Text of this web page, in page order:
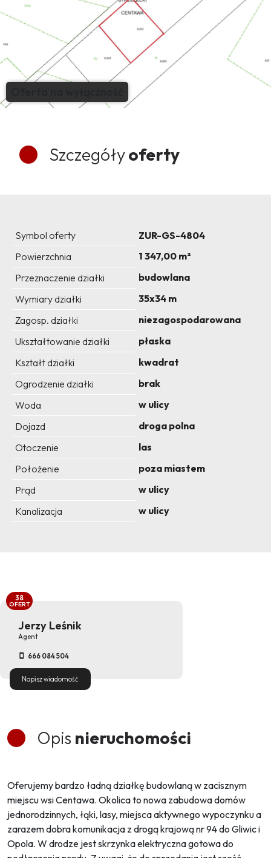
Szczegółyoferty
Symbol oferty
ZUR-GS-4804
Powierzchnia
1 347,00 m²
Przeznaczenie działki
budowlana
Wymiary działki
35x34 m
Zagosp. działki
niezagospodarowana
Ukształtowanie działki
płaska
Kształt działki
kwadrat
Ogrodzenie działki
brak
Woda
w ulicy
Dojazd
droga polna
Otoczenie
las
Położenie
poza miastem
Prąd
w ulicy
Kanalizacja
w ulicy
Jerzy Leśnik
Agent
666 084 504
Napisz wiadomość
38
OFERT
Opis nieruchomości
Oferujemy bardzo ładną działkę budowlaną w zacisznym
miejscu wsi Centawa. Okolica to nowa zabudowa domów
jednorodzinnych, łąki, lasy, miejsca aktywnego wypoczynku a
zarazem dobra komunikacja z drogą krajową nr 94 do Gliwic i
Opola. W drodze jest skrzynka elektryczna gotowa do